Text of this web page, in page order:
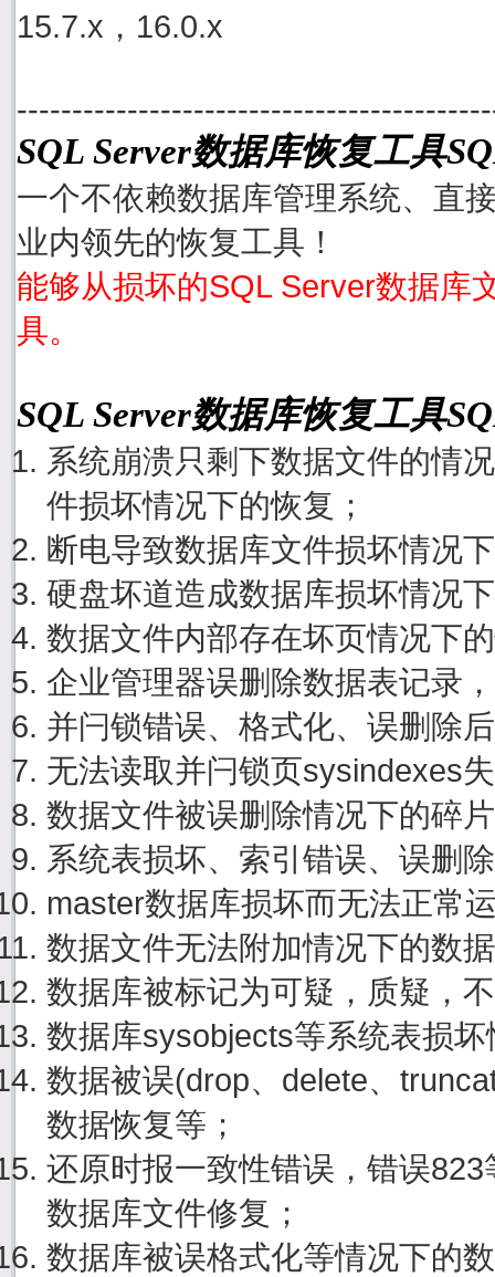
15.7.x，16.0.x
SQL Server数据库恢复工具
一个不依赖数据库管理系统、直
业内领先的恢复工具！
能够从损坏的SQL Server数据库
具。
SQL Server数据库恢复工具
系统崩溃只剩下数据文件的情
件损坏情况下的恢复；
断电导致数据库文件损坏情况
硬盘坏道造成数据库损坏情况
数据文件内部存在坏页情况下
企业管理器误删除数据表记录
并闩锁错误、格式化、误删除
无法读取并闩锁页sysindexes
数据文件被误删除情况下的碎
系统表损坏、索引错误、误删
master数据库损坏而无法正常
数据文件无法附加情况下的数
数据库被标记为可疑，质疑，
数据库sysobjects等系统表损
数据被误(drop、delete、
数据恢复等；
还原时报一致性错误，错误
数据库文件修复；
数据库被误格式化等情况下的